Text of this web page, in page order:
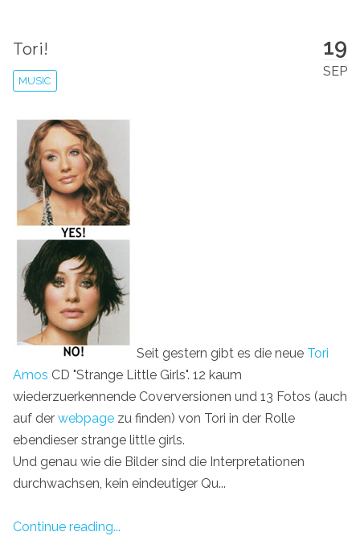
19
SEP
Tori!
MUSIC
Seit gestern gibt es die neue Tori
Amos CD "Strange Little Girls". 12 kaum
wiederzuerkennende Coverversionen und 13 Fotos (auch
auf der webpage zu finden) von Tori in der Rolle
ebendieser strange little girls.
Und genau wie die Bilder sind die Interpretationen
durchwachsen, kein eindeutiger Qu...
Continue reading...